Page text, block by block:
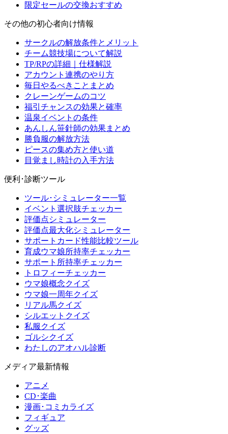
限定セールの交換おすすめ
その他の初心者向け情報
サークルの解放条件とメリット
チーム競技場について解説
TP/RPの詳細｜仕様解説
アカウント連携のやり方
毎日やるべきことまとめ
クレーンゲームのコツ
福引チャンスの効果と確率
温泉イベントの条件
あんしん笹針師の効果まとめ
勝負服の解放方法
ピースの集め方と使い道
目覚まし時計の入手方法
便利･診断ツール
ツール･シミュレーター一覧
イベント選択肢チェッカー
評価点シミュレーター
評価点最大化シミュレーター
サポートカード性能比較ツール
育成ウマ娘所持率チェッカー
サポート所持率チェッカー
トロフィーチェッカー
ウマ娘概念クイズ
ウマ娘一周年クイズ
リアル馬クイズ
シルエットクイズ
私服クイズ
ゴルシクイズ
わたしのアオハル診断
メディア最新情報
アニメ
CD･楽曲
漫画･コミカライズ
フィギュア
グッズ